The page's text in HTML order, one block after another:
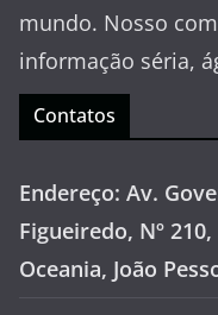
mundo. Nosso
informação séria,
Contatos
Endereço: Av.
Figueiredo, Nº 210,
Oceania, João